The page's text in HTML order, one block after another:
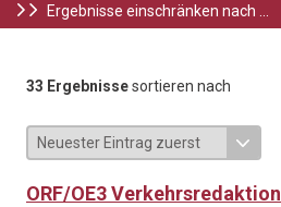
Ergebnisse einschränken nach ...
33 Ergebnissesortieren nach
ORF/OE3 Verkehrsredaktion